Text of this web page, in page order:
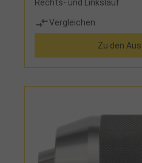
Rechts- und Linkslauf
Vergleichen
Zu den